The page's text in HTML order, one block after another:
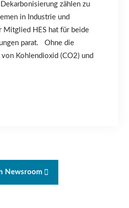
zählen zu
in Industrie und
Mitglied HES hat für beide
parat. Ohne die
Kohlendioxid (CO2) und
Newsroom